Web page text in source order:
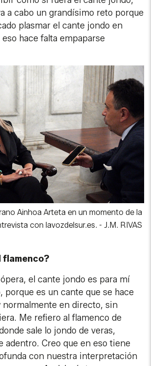
Ainhoa Arteta en un momento de la
con lavozdelsur.es. - J.M. RIVAS
flamenco?
el cante jondo es para mí
porque es un cante que se hace
normalmente en directo, sin
sale lo jondo de veras,
adentro. Creo que en eso tiene
con nuestra interpretación
amor por Andalucía trae
Por lo demás, vivimos en un
de culturas.
es, desde luego.
de muy pequeñita, en mi casa…